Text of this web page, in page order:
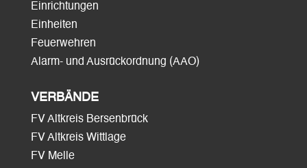
Einrichtungen
Einheiten
Feuerwehren
Alarm- und Ausrückordnung (AAO)
VERBÄNDE
FV Altkreis Bersenbrück
FV Altkreis Wittlage
FV Melle